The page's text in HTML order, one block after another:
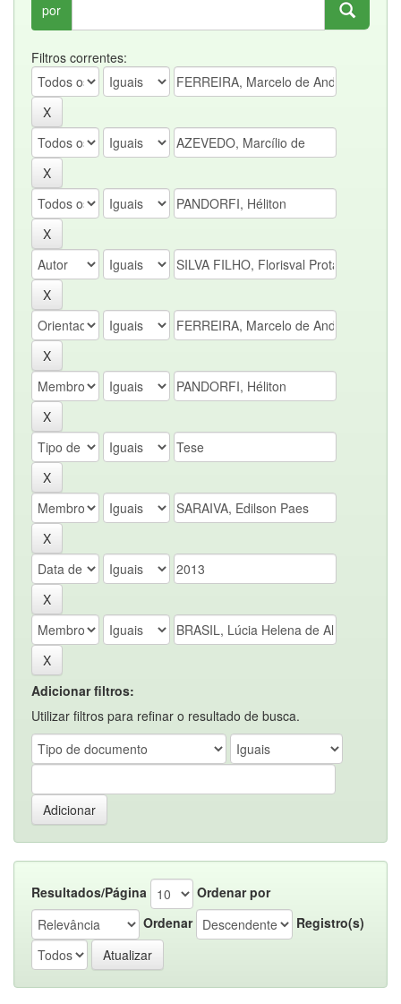
por
Filtros correntes:
Adicionar filtros:
Utilizar filtros para refinar o resultado de busca.
Resultados/Página
Ordenar por
Ordenar
Registro(s)